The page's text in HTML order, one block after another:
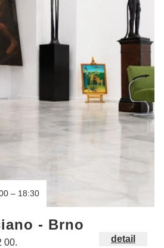
– 18:30
- Brno
00. detail